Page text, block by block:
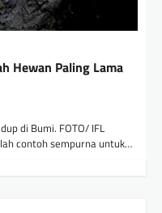
Hewan Paling Lama
di Bumi. FOTO/ IFL
contoh sempurna untuk…